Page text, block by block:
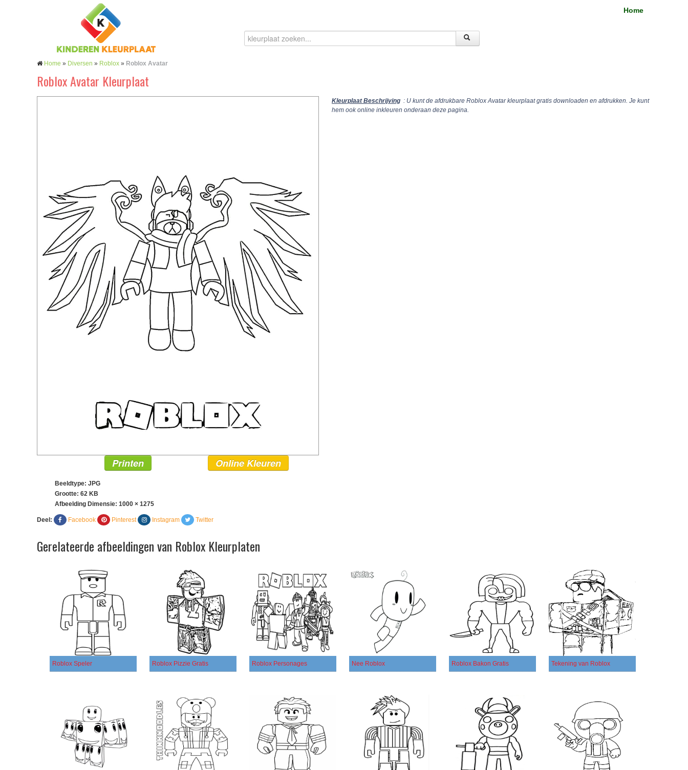
Home
Home » Diversen » Roblox » Roblox Avatar
Roblox Avatar Kleurplaat
Kleurplaat Beschrijving : U kunt de afdrukbare Roblox Avatar kleurplaat gratis downloaden en afdrukken. Je kunt
hem ook online inkleuren onderaan deze pagina.
Printen Online Kleuren
Beeldtype: JPG
Grootte: 62 KB
Afbeelding Dimensie: 1000 × 1275
Deel: Facebook Pinterest Instagram Twitter
Gerelateerde afbeeldingen van Roblox Kleurplaten
Roblox Speler Roblox Pizzie Gratis Roblox Personages Nee Roblox Roblox Bakon Gratis Tekening van Roblox